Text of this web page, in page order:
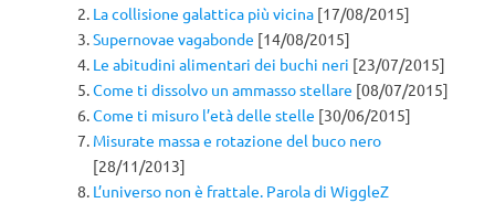
La collisione galattica più vicina [17/08/2015]
Supernovae vagabonde [14/08/2015]
Le abitudini alimentari dei buchi neri [23/07/2015]
Come ti dissolvo un ammasso stellare [08/07/2015]
Come ti misuro l’età delle stelle [30/06/2015]
Misurate massa e rotazione del buco nero
[28/11/2013]
L’universo non è frattale. Parola di WiggleZ